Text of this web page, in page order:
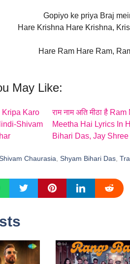
Gopiyo ke priya Braj
Hare Krishna Hare Krishna,
Hare Ram Hare Ram,
May Like:
Kripa Karo
Shivam
राम नाम अति मीठा है
Meetha Hai Lyrics In
Bihari Das, Jay
Chaurasia, Shyam Bihari Das,